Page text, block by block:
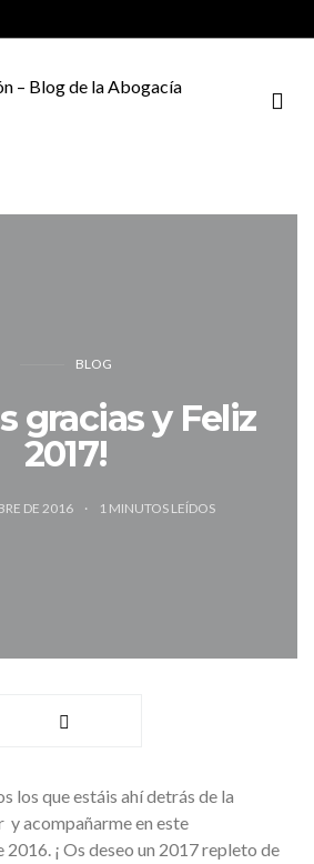
BLOG
gracias y Feliz
2017!
DE 2016 1 MINUTOS LEÍDOS
los que estáis ahí detrás de la
acompañarme en este
¡ Os deseo un 2017 repleto de